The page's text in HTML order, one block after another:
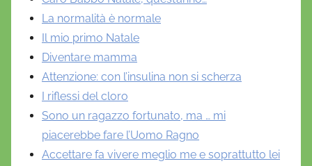
La normalità è normale
Il mio primo Natale
Diventare mamma
Attenzione: con l’insulina non si scherza
I riflessi del cloro
Sono un ragazzo fortunato, ma … mi
piacerebbe fare l’Uomo Ragno
Accettare fa vivere meglio me e soprattutto lei